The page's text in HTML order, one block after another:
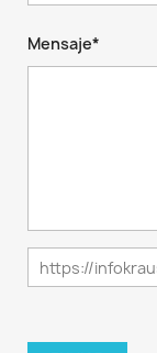
Mensaje*